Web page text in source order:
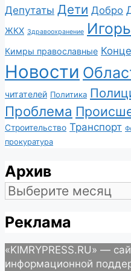
Депутаты Дети Добро
ЖКХ Здравоохранение
Кимры православные
Новости
читателей Политика
Проблема
Строительство Транспорт
прокуратура
Архив
Архив
Реклама
«KIMRYPRESS.RU» —
информационной